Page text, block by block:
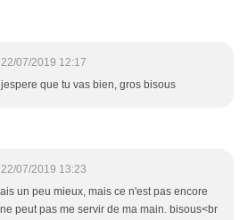
22/07/2019 12:17
que tu vas bien, gros bisous
22/07/2019 13:23
un peu mieux, mais ce n'est pas encore
peut pas me servir de ma main. bisous<br